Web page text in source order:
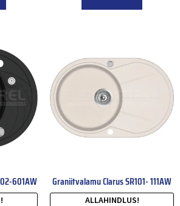
601AW Graniitvalamu Clarus SR101- 111AW
ALLAHINDLUS!